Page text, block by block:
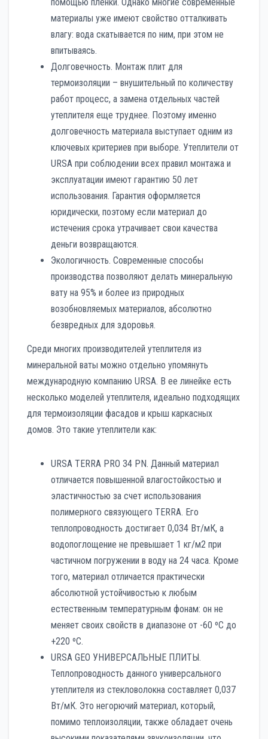
материалы уже имеют свойство отталкивать
влагу: вода скатывается по ним, при этом не
впитываясь.
Долговечность. Монтаж плит для
термоизоляции – внушительный по количеству
работ процесс, а замена отдельных частей
утеплителя еще труднее. Поэтому именно
долговечность материала выступает одним из
ключевых критериев при выборе. Утеплители от
URSA при соблюдении всех правил монтажа и
эксплуатации имеют гарантию 50 лет
использования. Гарантия оформляется
юридически, поэтому если материал до
истечения срока утрачивает свои качества
деньги возвращаются.
Экологичность. Современные способы
производства позволяют делать минеральную
вату на 95% и более из природных
возобновляемых материалов, абсолютно
безвредных для здоровья.
Среди многих производителей утеплителя из
минеральной ваты можно отдельно упомянуть
международную компанию URSA. В ее линейке есть
несколько моделей утеплителя, идеально подходящих
для термоизоляции фасадов и крыш каркасных
домов. Это такие утеплители как:
URSA TERRA PRO 34 PN. Данный материал
отличается повышенной влагостойкостью и
эластичностью за счет использования
полимерного связующего TERRA. Его
теплопроводность достигает 0,034 Вт/мК, а
водопоглощение не превышает 1 кг/м2 при
частичном погружении в воду на 24 часа. Кроме
того, материал отличается практически
абсолютной устойчивостью к любым
естественным температурным фонам: он не
меняет своих свойств в диапазоне от -60 ºС до
+220 ºС.
URSA GEO УНИВЕРСАЛЬНЫЕ ПЛИТЫ.
Теплопроводность данного универсального
утеплителя из стекловолокна составляет 0,037
Вт/мК. Это негорючий материал, который,
помимо теплоизоляции, также обладает очень